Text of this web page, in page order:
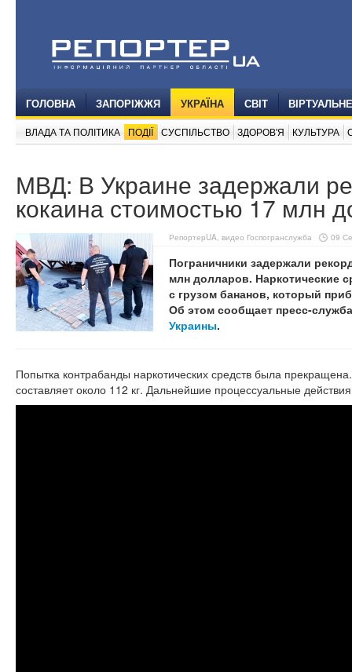
ГОЛОВНА ЗАПОРІЖЖЯ УКРАЇНА СВІТ
ВЛАДА ТА ПОЛІТИКА ПОДІЇ СУСПІЛЬСТВО ЗДОРОВ'Я КУЛЬТУРА
МВД: В Украине задержали
кокаина стоимостью 17 млн
РепортерUA, видео Госпогранслужба 09
Пограничники задержали
млн долларов. Наркотические
с грузом бананов, который
Об этом сообщает пресс-
Украины.
Попытка контрабанды наркотических средств была
составляет около 112 кг. Дальнейшие процессуальные